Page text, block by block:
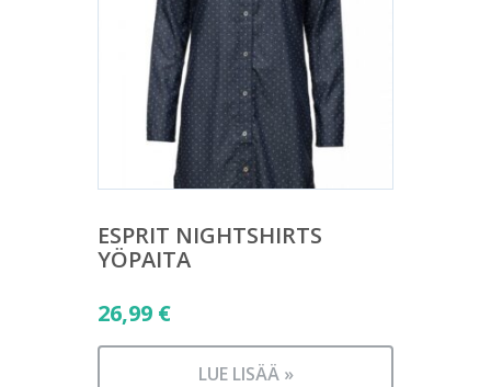
ESPRIT NIGHTSHIRTS
YÖPAITA
26,99 €
LUE LISÄÄ »